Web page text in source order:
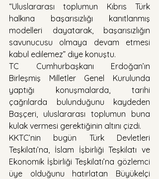
“Uluslararası toplumun Kıbrıs Türk
halkına başarısızlığı kanıtlanmış
modelleri dayatarak, başarısızlığın
savunucusu olmaya devam etmesi
kabul edilemez” diye konuştu.
TC Cumhurbaşkanı Erdoğan’ın
Birleşmiş Milletler Genel Kurulunda
yaptığı konuşmalarda, tarihi
çağrılarda bulunduğunu kaydeden
Başçeri, uluslararası toplumun buna
kulak vermesi gerektiğinin altını çizdi.
KKTC’nin bugün Türk Devletleri
Teşkilatı’na, İslam İşbirliği Teşkilatı ve
Ekonomik İşbirliği Teşkilatı’na gözlemci
üye olduğunu hatırlatan Büyükelçi